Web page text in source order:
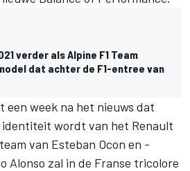
verder als Alpine F1 Team
dat achter de F1-entree van
een week na het nieuws dat
identiteit wordt van het Renault
van Esteban Ocon en -
Alonso zal in de Franse tricolore